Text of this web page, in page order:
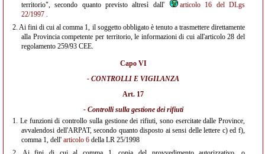
territorio", secondo quanto previsto altresì dall'
articolo 16 del DLgs
22/1997 .
2.Ai fini di cui al comma 1, il soggetto obbligato è tenuto a trasmettere direttamente
alla Provincia competente per territorio, le informazioni di cui all'articolo 28 del
regolamento 259/93 CEE.
Capo VI
- CONTROLLI E VIGILANZA
Art. 17
- Controlli sulla gestione dei rifiuti
1. Le funzioni di controllo sulla gestione dei rifiuti, sono esercitate dalle Province,
avvalendosi dell'ARPAT, secondo quanto disposto ai sensi delle lettere c) ed f),
comma 1, dell' articolo 6 della LR 25/1998